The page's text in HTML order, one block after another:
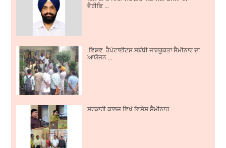
ਵੈਰੀਫਿ ...
ਵਿਸ਼ਵ ਹੈਪੇਟਾਈਟਸ ਸਬੰਧੀ ਜਾਗਰੂਕਤਾ ਸੈਮੀਨਾਰ ਦਾ
ਆਯੋਜਨ ...
ਸਰਕਾਰੀ ਕਾਲਜ ਵਿਖੇ ਵਿਸ਼ੇਸ਼ ਸੈਮੀਨਾਰ ...